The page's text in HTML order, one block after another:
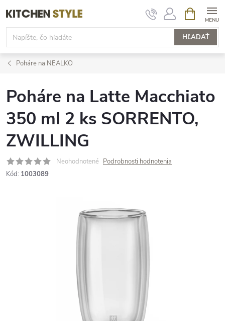
na
obsah
HĽADAŤ
KOŠÍK
Poháre na NEALKO
Poháre na Latte Macchiato
350 ml 2 ks SORRENTO,
ZWILLING
Neohodnotené Podrobnosti hodnotenia
Kód: 1003089